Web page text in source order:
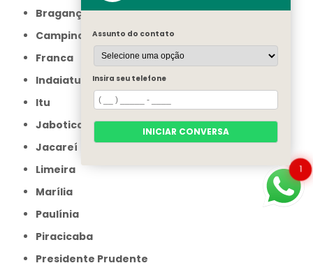
Bragança Paulista
Campinas
Franca
Indaiatuba
Itu
Jaboticabal
Jacareí
Limeira
Marília
Paulínia
Piracicaba
Presidente Prudente
1
Assunto do contato
Insira seu telefone
INICIAR CONVERSA